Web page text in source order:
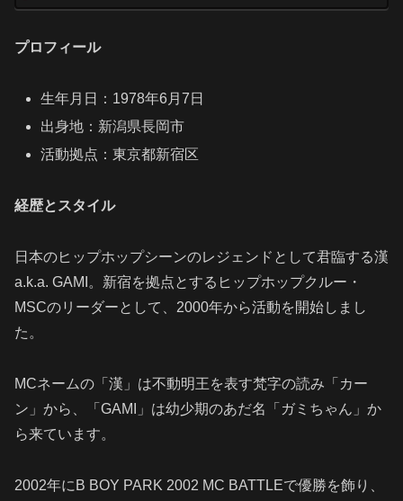
プロフィール
生年月日：1978年6月7日
出身地：新潟県長岡市
活動拠点：東京都新宿区
経歴とスタイル
日本のヒップホップシーンのレジェンドとして君臨する漢
a.k.a. GAMI。新宿を拠点とするヒップホップクルー・
MSCのリーダーとして、2000年から活動を開始しまし
た。
MCネームの「漢」は不動明王を表す梵字の読み「カー
ン」から、「GAMI」は幼少期のあだ名「ガミちゃん」か
ら来ています。
2002年にB BOY PARK 2002 MC BATTLEで優勝を飾り、